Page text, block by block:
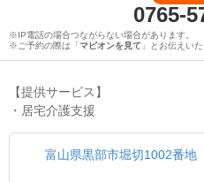
0765-
※IP電話の場合つながらない場合があります。
※ご予約の際は「マピオンを見て 」とお伝えい
【提供サービス】
・居宅介護支援
富山県黒部市堀切1002番地